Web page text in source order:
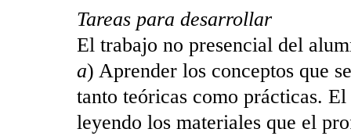
Tareas para desarrollar
El trabajo no presencial del
a) Aprender los conceptos que
tanto teóricas como prácticas.
leyendo los materiales que el